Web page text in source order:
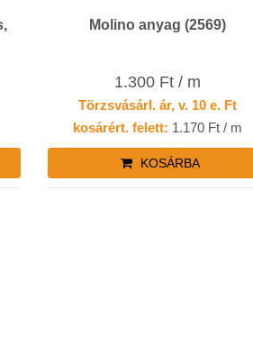
Molino anyag (2569)
1.300 Ft / m
Törzsvásárl. ár, v. 10 e. Ft
kosárért. felett: 1.170 Ft / m
KOSÁRBA